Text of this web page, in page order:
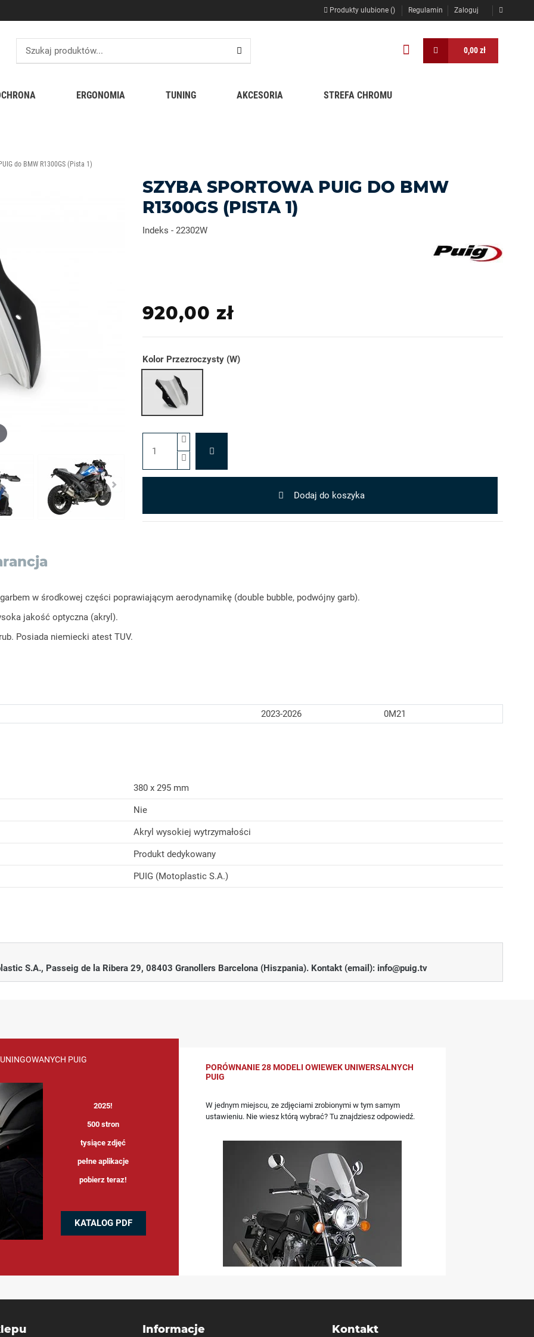
Produkty ulubione () Regulamin Zaloguj
0,00 zł
ERGONOMIA TUNING AKCESORIA STREFA CHROMU
do BMW R1300GS (Pista 1)
SZYBA SPORTOWA PUIG DO BMW
R1300GS (PISTA 1)
Indeks - 22302W
920,00 zł
Kolor
Przezroczysty (W)
Dodaj do koszyka
w środkowej części poprawiającym aerodynamikę (double bubble, podwójny garb).
jakość optyczna (akryl).
Posiada niemiecki atest TUV.
2023-2026 0M21
380 x 295 mm
Nie
Akryl wysokiej wytrzymałości
Produkt dedykowany
PUIG (Motoplastic S.A.)
Akryl wysokiej wytrzymałości
zwłoki i z korzyścią dla klienta. Jeżeli masz jakaś uwagę, problem lub po prostu pytanie - skontaktuj się z nami!
rękojmią. Dokładamy wszelkich starań, aby w ofercie znalazły się produkty wysokiej jakości, które będą Ci służyć
zdjęcia ilustrujące problem mailem!) - to przyspiesza i ułatwia procedurę reklamacyjną;
57, 55-040 Wierzbice dołączając kartkę ze swoimi danymi kontaktowymi informacją.
reklamacji.
UIG.
S.A., Passeig de la Ribera 29, 08403 Granollers Barcelona (Hiszpania). Kontakt (email): info@puig.tv
PUIG
2025!
500 stron
tysiące zdjęć
pełne aplikacje
pobierz teraz!
KATALOG PDF
PORÓWNANIE 28 MODELI OWIEWEK UNIWERSALNYCH
PUIG
W jednym miejscu, ze zdjęciami zrobionymi w tym samym
ustawieniu. Nie wiesz którą wybrać? Tu znajdziesz odpowiedź.
Informacje Kontakt